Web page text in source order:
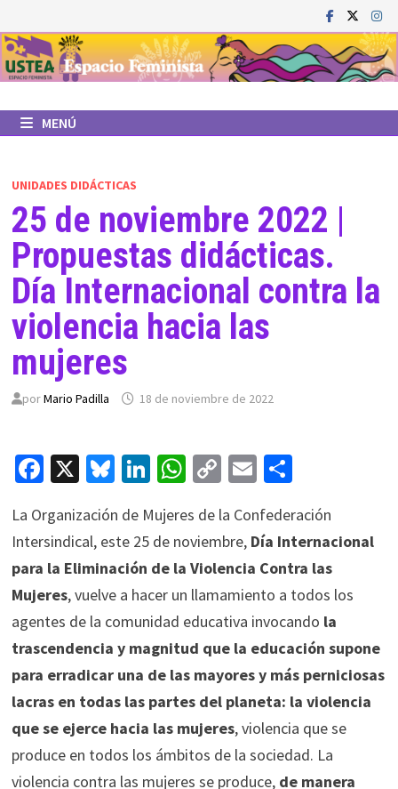
al
contenido
MENÚ
UNIDADES DIDÁCTICAS
25 de noviembre 2022 |
Propuestas didácticas.
Día Internacional contra la
violencia hacia las
mujeres
porMario Padilla 18 de noviembre de 2022
Fa
b
o
o
k
X Bl
es
ky
Li
ke
dI
n
W
at
sA
p
p
C
p
y
Li
n
k
E
ai
l
C
m
p
ar
tir
La Organización de Mujeres de la Confederación
Intersindical, este 25 de noviembre, Día Internacional
para la Eliminación de la Violencia Contra las
Mujeres, vuelve a hacer un llamamiento a todos los
agentes de la comunidad educativa invocando la
trascendencia y magnitud que la educación supone
para erradicar una de las mayores y más perniciosas
lacras en todas las partes del planeta: la violencia
que se ejerce hacia las mujeres, violencia que se
produce en todos los ámbitos de la sociedad. La
violencia contra las mujeres se produce, de manera